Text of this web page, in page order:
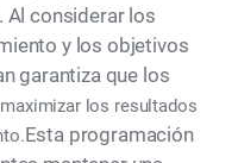
Al considerar los
y los objetivos
garantiza que los
maximizar los resultados
Esta programación